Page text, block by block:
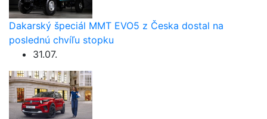
Dakarský špeciál MMT EVO5 z Česka dostal na
poslednú chvíľu stopku
31.07.